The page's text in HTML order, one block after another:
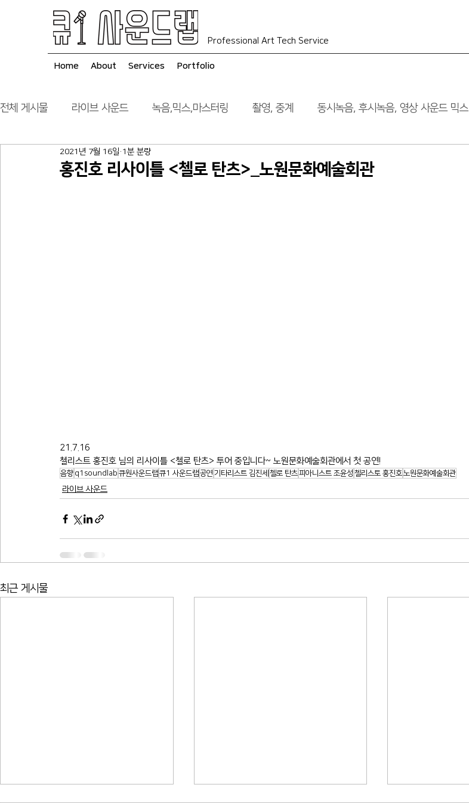
Professional Art Tech Service
Home About Services Portfolio
전체 게시물 라이브 사운드 녹음,믹스,마스터링 촬영, 중계 동시녹음, 후시녹음, 영상 사운드 믹스
음향 시스템 컨설팅 시공
홍진호 리사이틀 <첼로 탄츠>_노원문화예술회관
2021년 7월 16일 1분 분량
21.7.16
첼리스트 홍진호 님의 리사이틀 <첼로 탄츠> 투어 중입니다~ 노원문화예술회관에서 첫 공연!
음향 q1soundlab 큐원사운드랩큐1 사운드랩공연 기타리스트 김진세 첼로 탄츠피아니스트 조윤성 첼리스토 홍진호노원문화예술회관
라이브 사운드
최근 게시물